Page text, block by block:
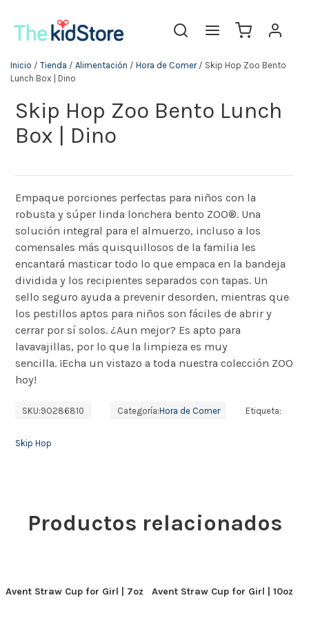
Inicio / Tienda / Alimentación / Hora de Comer/ Skip Hop Zoo Bento
Lunch Box | Dino
Skip Hop Zoo Bento Lunch
Box | Dino
Empaque porciones perfectas para niños con la
robusta y súper linda lonchera bento ZOO®. Una
solución integral para el almuerzo, incluso a los
comensales más quisquillosos de la familia les
encantará masticar todo lo que empaca en la bandeja
dividida y los recipientes separados con tapas. Un
sello seguro ayuda a prevenir desorden, mientras que
los pestillos aptos para niños son fáciles de abrir y
cerrar por sí solos. ¿Aun mejor? Es apto para
lavavajillas, por lo que la limpieza es muy
sencilla. ¡Echa un vistazo a toda nuestra colección ZOO
hoy!
SKU:9O286810 Categoría:Hora de Comer Etiqueta:
Skip Hop
Productos relacionados
Avent Straw Cup for Girl | 7oz Avent Straw Cup for Girl | 10oz